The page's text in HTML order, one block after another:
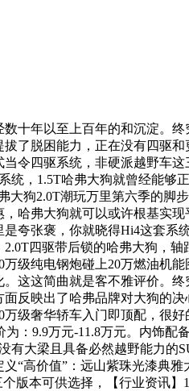
年以至上百年的和沉淀。终
了脱困能力，正在没有四驱
令四驱系统，非硬派越野车
统，1.5T哈弗大狗就曾经能
大狗2.0T潮玩万里第六季的脚
哈弗大狗就可以或许根基实
夸张褒，你就晓得Hi4这套
四驱带后锁的哈弗大狗，
级纯电钢炮碰上20万燃油机
这这简曲就是客不雅评价。
反映出了哈弗品牌对大狗的
级奢华轿车入门即顶配，很
：9.9万元-11.8万元。内饰
有大梁且具备必然越野能力
“高价值”：远山紫珠光漆典
版本可供选择，【行业资讯